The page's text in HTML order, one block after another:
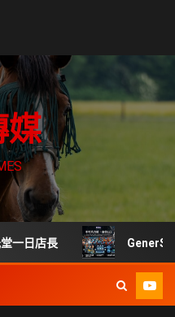
媒
長 GenerStand 擬